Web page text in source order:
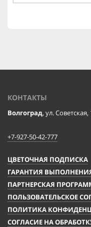
КОНТАКТЫ
Волгоград, ул. Советская,
+7-927-50-42-777
ЦВЕТОЧНАЯ ПОДПИСКА
ГАРАНТИЯ
ПАРТНЕРСКАЯ
ПОЛЬЗОВАТЕЛЬСКОЕ
ПОЛИТИКА
СОГЛАСИЕ НА